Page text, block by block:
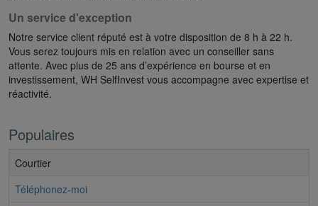
Un service d'exception
Notre service client réputé est à votre disposition de 8 h à 22 h.
Vous serez toujours mis en relation avec un conseiller sans
attente. Avec plus de 25 ans d’expérience en bourse et en
investissement, WH SelfInvest vous accompagne avec expertise et
réactivité.
Populaires
Courtier
Téléphonez-moi